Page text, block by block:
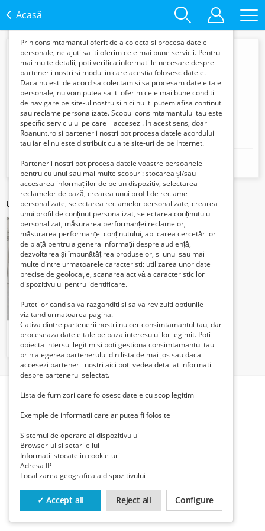
Acasă
Cristian
Mobil: +40731999942
Ultimele articole ale acestui vânzător
Teren intravilan Ciorogârla
35 Euro €
date sunt folosite pentru analizarea traffic-ului pe site-ul
Prin consimtamantul oferit de a colecta si procesa datele
personale, ne ajuti sa iti oferim cele mai bune servicii. Pentru
mai multe detalii, poti verifica informatiile necesare despre
partenerii nostri si modul in care acestia folosesc datele.
Daca nu esti de acord sa colectam si sa procesam datele tale
personale, nu vom putea sa iti oferim cele mai bune conditii
de navigare pe site-ul nostru si nici nu iti putem afisa continut
sau reclame personalizate. Scopul consimtamantului tau este
specific serviciului pe care il accesezi. In acest sens, doar
Roanunt.ro si partenerii nostri pot procesa datele acordului
tau iar el nu este distribuit cu alte site-uri de pe Internet.
Partenerii nostri pot procesa datele voastre persoanele
pentru cu unul sau mai multe scopuri: stocarea și/sau
accesarea informațiilor de pe un dispozitiv, selectarea
reclamelor de bază, crearea unui profil de reclame
personalizate, selectarea reclamelor personalizate, crearea
unui profil de conținut personalizat, selectarea conținutului
personalizat, măsurarea performanței reclamelor,
măsurarea performanței conținutului, aplicarea cercetărilor
de piață pentru a genera informații despre audiență,
dezvoltarea și îmbunătățirea produselor, si unul sau mai
multe dintre urmatoarele caracteristi: utilizarea unor date
precise de geolocație, scanarea activă a caracteristicilor
dispozitivului pentru identificare.
Puteti oricand sa va razganditi si sa va revizuiti optiunile
vizitand urmatoarea pagina.
Cativa dintre partenerii nostri nu cer consimtamantul tau, dar
proceseaza datele tale pe baza interesului lor legimit. Poti
obiecta intersul legitim si poti gestiona consimtamantul tau
prin alegerea partenerului din lista de mai jos sau daca
accesezi partenerii nostri aici poti vedea detaliat informatii
despre partenerul selectat.
Lista de furnizori care folosesc datele cu scop legitim
Exemple de informatii care ar putea fi folosite
Sistemul de operare al dispozitivului
Browser-ul si setarile lui
Informatii stocate in cookie-uri
Adresa IP
Localizarea geografica a dispozitivului
✓ Accept all Reject all Configure